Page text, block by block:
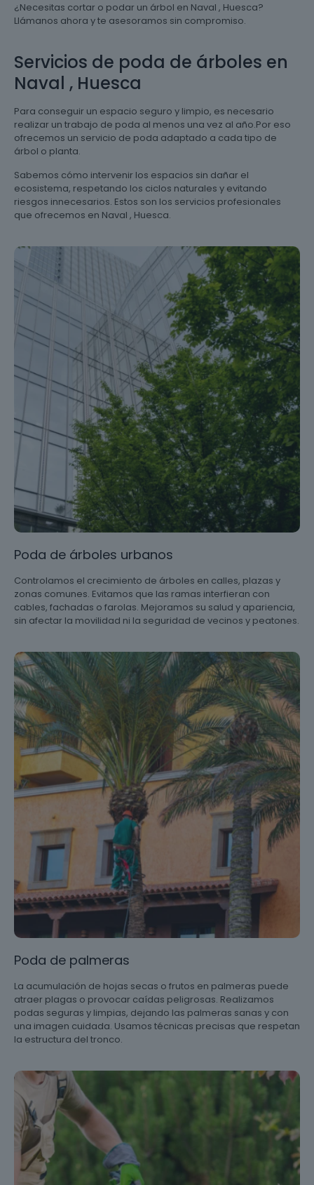
¿Necesitas cortar o podar un árbol en Naval , Huesca?
Llámanos ahora y te asesoramos sin compromiso.
Servicios de poda de árboles en
Naval , Huesca
Para conseguir un espacio seguro y limpio, es necesario
realizar un trabajo de poda al menos una vez al año.Por eso
ofrecemos un servicio de poda adaptado a cada tipo de
árbol o planta.
Sabemos cómo intervenir los espacios sin dañar el
ecosistema, respetando los ciclos naturales y evitando
riesgos innecesarios. Estos son los servicios profesionales
que ofrecemos en Naval , Huesca.
Poda de árboles urbanos
Controlamos el crecimiento de árboles en calles, plazas y
zonas comunes. Evitamos que las ramas interfieran con
cables, fachadas o farolas. Mejoramos su salud y apariencia,
sin afectar la movilidad ni la seguridad de vecinos y peatones.
Poda de palmeras
La acumulación de hojas secas o frutos en palmeras puede
atraer plagas o provocar caídas peligrosas. Realizamos
podas seguras y limpias, dejando las palmeras sanas y con
una imagen cuidada. Usamos técnicas precisas que respetan
la estructura del tronco.